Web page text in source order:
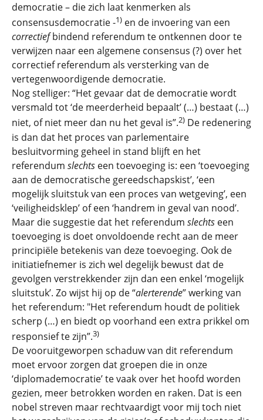
democratie – die zich laat kenmerken als
consensusdemocratie -1) en de invoering van een
correctiefbindend referendum te ontkennen door te
verwijzen naar een algemene consensus (?) over het
correctief referendum als versterking van de
vertegenwoordigende democratie.
Nog stelliger: “Het gevaar dat de democratie wordt
versmald tot ‘de meerderheid bepaalt’ (…) bestaat (…)
niet, of niet meer dan nu het geval is”.2) De redenering
is dan dat het proces van parlementaire
besluitvorming geheel in stand blijft en het
referendum slechts een toevoeging is: een ‘toevoeging
aan de democratische gereedschapskist’, ‘een
mogelijk sluitstuk van een proces van wetgeving’, een
‘veiligheidsklep’ of een ‘handrem in geval van nood’.
Maar die suggestie dat het referendum slechts een
toevoeging is doet onvoldoende recht aan de meer
principiële betekenis van deze toevoeging. Ook de
initiatiefnemer is zich wel degelijk bewust dat de
gevolgen verstrekkender zijn dan een enkel ‘mogelijk
sluitstuk’. Zo wijst hij op de “alerterende” werking van
het referendum: "Het referendum houdt de politiek
scherp (…) en biedt op voorhand een extra prikkel om
responsief te zijn”.3)
De vooruitgeworpen schaduw van dit referendum
moet ervoor zorgen dat groepen die in onze
‘diplomademocratie’ te vaak over het hoofd worden
gezien, meer betrokken worden en raken. Dat is een
nobel streven maar rechtvaardigt voor mij toch niet